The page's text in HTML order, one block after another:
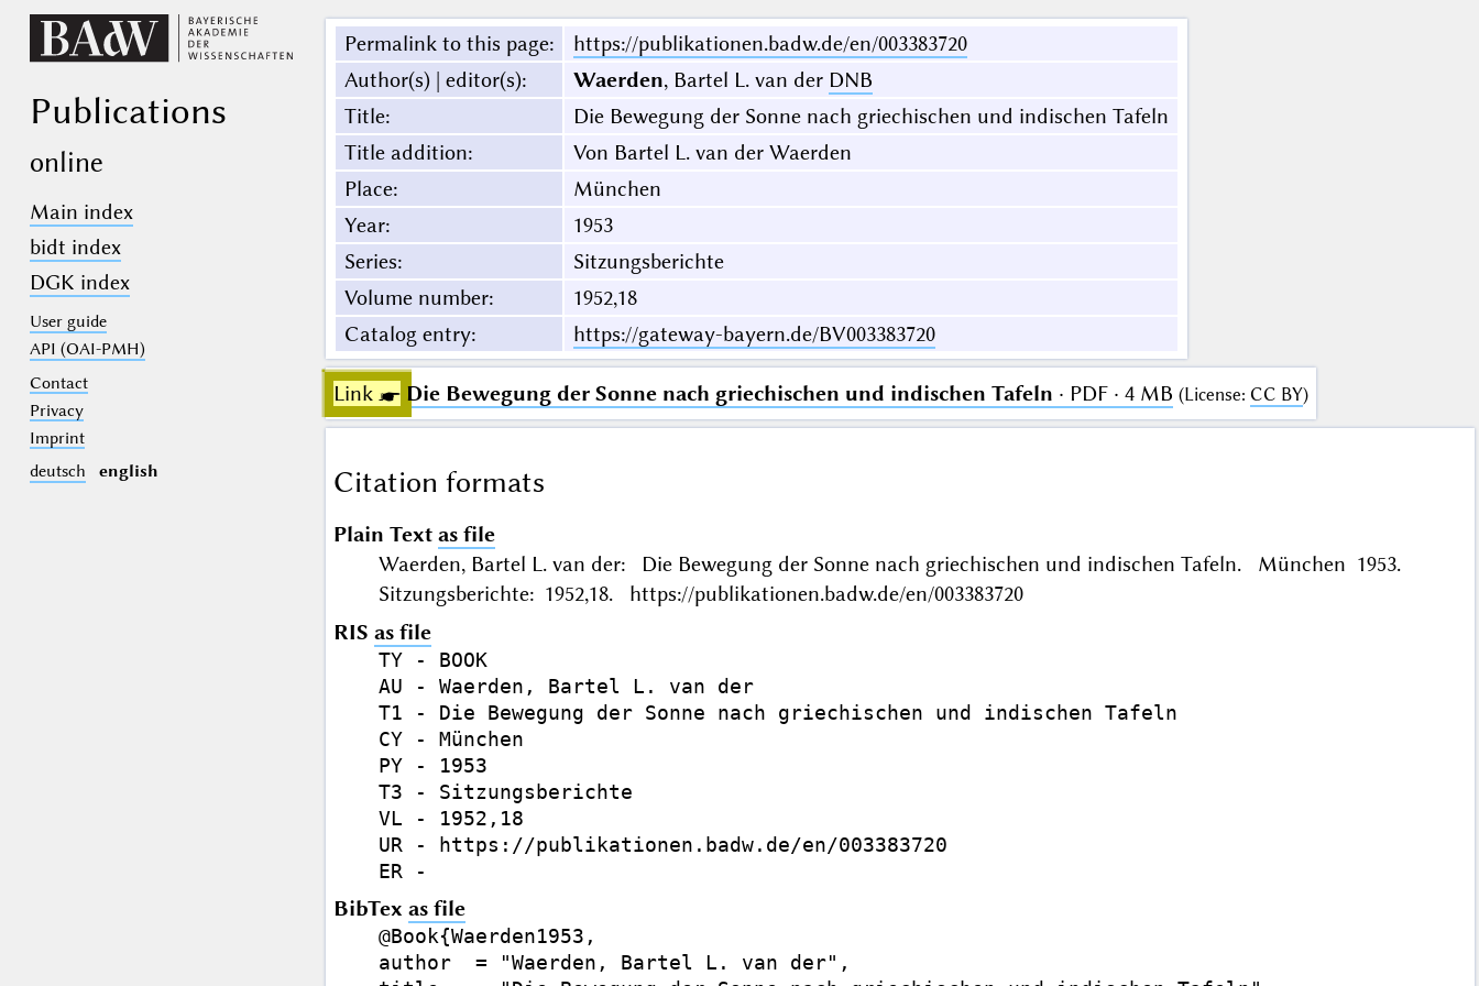
Publications
online
Main index
bidt index
DGK index
User guide
API (OAI-PMH)
Contact
Privacy
Imprint
deutsch
english
Permalink to this page:
https://publikationen.badw.de/en/003383720
Author(s) | editor(s): Waerden, Bartel L. van der DNB
Title:
Die Bewegung der Sonne nach griechischen und indischen Tafeln
Title addition:
Von Bartel L. van der Waerden
Place:
München
Year:
1953
Series:
Sitzungsberichte
Volume number:
1952,18
Catalog entry: https://gateway-bayern.de/BV003383720
Link ☛ Die Bewegung der Sonne nach griechischen und indischen Tafeln · PDF · 4 MB (License: CC BY)
Citation formats
Plain Text as file
Waerden, Bartel L. van der: Die Bewegung der Sonne nach griechischen und indischen Tafeln. München 1953.
Sitzungsberichte: 1952,18. https://publikationen.badw.de/en/003383720
RIS as file
TY - BOOK
AU - Waerden, Bartel L. van der
T1 - Die Bewegung der Sonne nach griechischen und indischen Tafeln
CY - München
PY - 1953
T3 - Sitzungsberichte
VL - 1952,18
UR - https://publikationen.badw.de/en/003383720
BibTex as file
@Book{Waerden1953,
author  = "Waerden, Bartel L. van der",